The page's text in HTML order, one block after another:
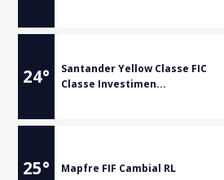
24°
Santander Yellow Classe FIC
Classe Investimen...
25° Mapfre FIF Cambial RL